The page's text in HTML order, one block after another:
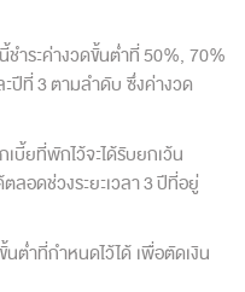
ชำระค่างวดขั้นต่ำที่ 50%, 70%
ะปีที่ 3 ตามลำดับ ซึ่งค่างวด
บี้ยที่พักไว้จะได้รับยกเว้น
ลอดช่วงระยะเวลา 3 ปีที่อยู่
นต่ำที่กำหนดไว้ได้ เพื่อตัดเงิน